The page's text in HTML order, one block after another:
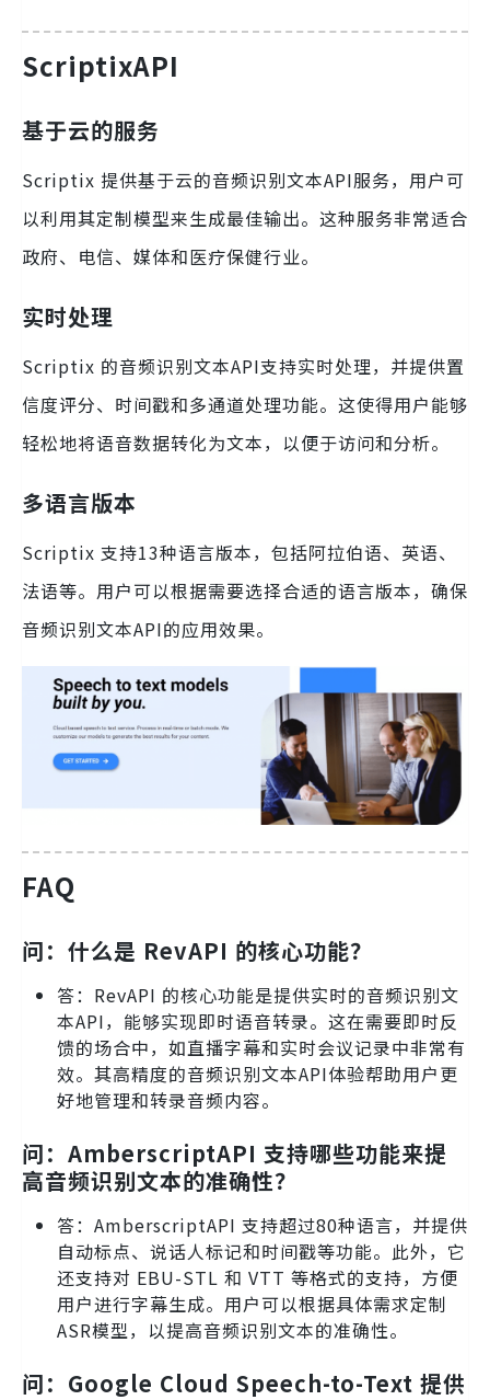
ScriptixAPI
基于云的服务
Scriptix 提供基于云的音频识别文本API服务，用户可
以利用其定制模型来生成最佳输出。这种服务非常适合
政府、电信、媒体和医疗保健行业。
实时处理
Scriptix 的音频识别文本API支持实时处理，并提供置
信度评分、时间戳和多通道处理功能。这使得用户能够
轻松地将语音数据转化为文本，以便于访问和分析。
多语言版本
Scriptix 支持13种语言版本，包括阿拉伯语、英语、
法语等。用户可以根据需要选择合适的语言版本，确保
音频识别文本API的应用效果。
FAQ
问：什么是 RevAPI 的核心功能？
答：RevAPI 的核心功能是提供实时的音频识别文
本API，能够实现即时语音转录。这在需要即时反
馈的场合中，如直播字幕和实时会议记录中非常有
效。其高精度的音频识别文本API体验帮助用户更
好地管理和转录音频内容。
问：AmberscriptAPI 支持哪些功能来提
高音频识别文本的准确性？
答：AmberscriptAPI 支持超过80种语言，并提供
自动标点、说话人标记和时间戳等功能。此外，它
还支持对 EBU-STL 和 VTT 等格式的支持，方便
用户进行字幕生成。用户可以根据具体需求定制
ASR模型，以提高音频识别文本的准确性。
问：Google Cloud Speech-to-Text 提供